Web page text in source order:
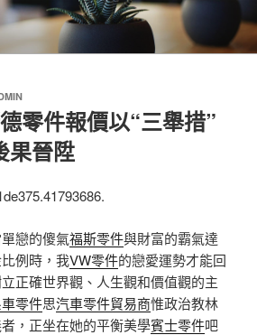
零件報價以“三舉措”
果晉陞
戀的傻氣福斯零件與財富的霸氣達
例時，我VW零件的戀愛運勢才能回
正確世界觀、人生觀和價值觀的主
零件思汽車零件貿易商惟政治教林
，正坐在她的平衡美學賓士零件吧